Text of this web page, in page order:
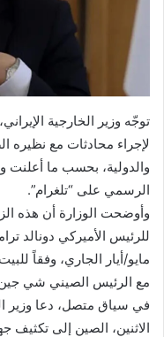
توجّه وزير الخارجية
لإجراء محادثات مع نظيره
والدولية، بحسب ما أعلنت
الرسمي على “تلغرام”.
وأوضحت الوزارة أن هذه
مايو/أيار الجاري، وفقاً
مع الرئيس الصيني شي جين
في سياق متصل، دعا وزير
الاثنين، الصين إلى تكثيف